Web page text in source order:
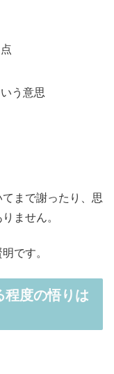
う意思
まで謝ったり、思
ません。
です。
程度の悟りは